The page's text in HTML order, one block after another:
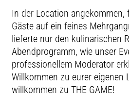
In der Location angekommen,
Gäste auf ein feines
lieferte nur den kulinarischen
Abendprogramm, wie unser
professionellem Moderator
Willkommen zu eurer eigenen
willkommen zu THE GAME!